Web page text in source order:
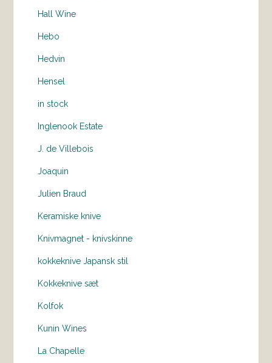
Hall Wine
Hebo
Hedvin
Hensel
in stock
Inglenook Estate
J. de Villebois
Joaquin
Julien Braud
Keramiske knive
Knivmagnet - knivskinne
kokkeknive Japansk stil
Kokkeknive sæt
Kolfok
Kunin Wines
La Chapelle